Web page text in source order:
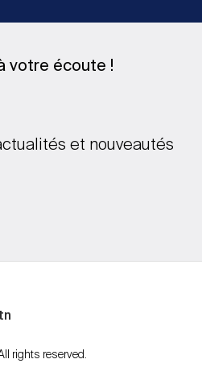
votre écoute !
et nouveautés
rights reserved.